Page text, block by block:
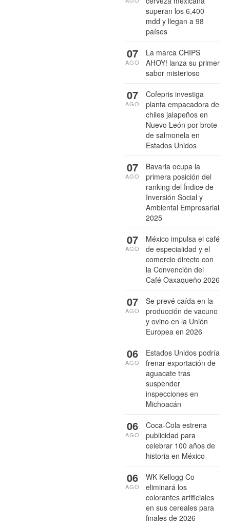
superan los 6,400
mdd y llegan a 98
países
La marca CHIPS
AHOY! lanza su primer
sabor misterioso
07
AGO
Cofepris investiga
planta empacadora de
chiles jalapeños en
Nuevo León por brote
de salmonela en
Estados Unidos
07
AGO
Bavaria ocupa la
primera posición del
ranking del Índice de
Inversión Social y
Ambiental Empresarial
2025
07
AGO
México impulsa el café
de especialidad y el
comercio directo con
la Convención del
Café Oaxaqueño 2026
07
AGO
Se prevé caída en la
producción de vacuno
y ovino en la Unión
Europea en 2026
07
AGO
Estados Unidos podría
frenar exportación de
aguacate tras
suspender
inspecciones en
Michoacán
06
AGO
Coca-Cola estrena
publicidad para
celebrar 100 años de
historia en México
06
AGO
WK Kellogg Co
eliminará los
colorantes artificiales
en sus cereales para
finales de 2026
06
AGO